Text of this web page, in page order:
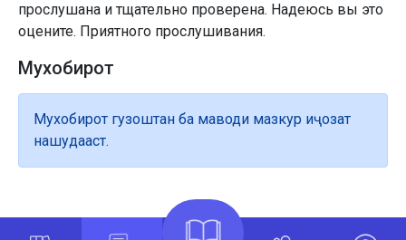
прослушана и тщательно проверена. Надеюсь вы это
оцените. Приятного прослушивания.
Мухобирот
Мухобирот гузоштан ба маводи мазкур иҷозат
нашудааст.